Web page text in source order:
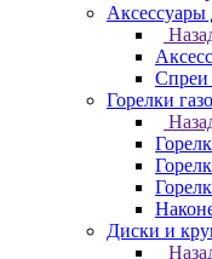
Аксессуары
Спреи
Горелки
Диски и